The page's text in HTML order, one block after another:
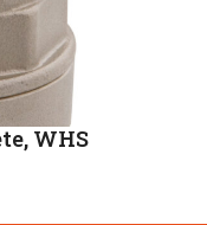
WHS